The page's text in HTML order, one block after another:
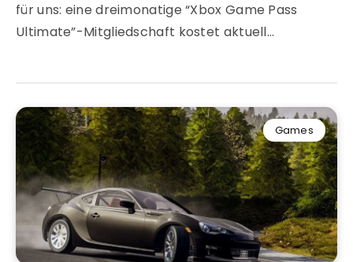
für uns: eine dreimonatige “Xbox Game Pass
Ultimate”-Mitgliedschaft kostet aktuell…
Games